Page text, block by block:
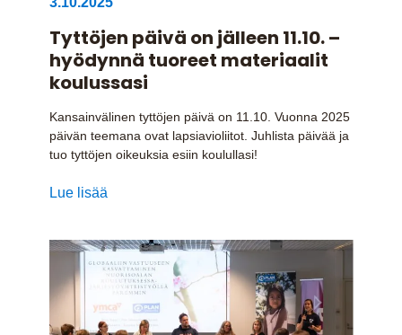
Tyttöjen päivä on jälleen 11.10. –
hyödynnä tuoreet materiaalit
koulussasi
Kansainvälinen tyttöjen päivä on 11.10. Vuonna 2025
päivän teemana ovat lapsiavioliitot. Juhlista päivää ja
tuo tyttöjen oikeuksia esiin koulullasi!
Lue lisää